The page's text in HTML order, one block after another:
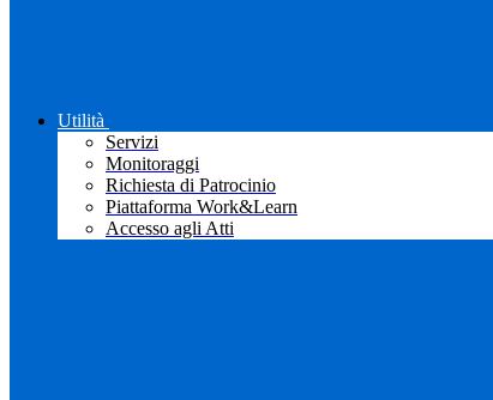
Utilità
Servizi
Monitoraggi
Richiesta di Patrocinio
Piattaforma Work&Learn
Accesso agli Atti